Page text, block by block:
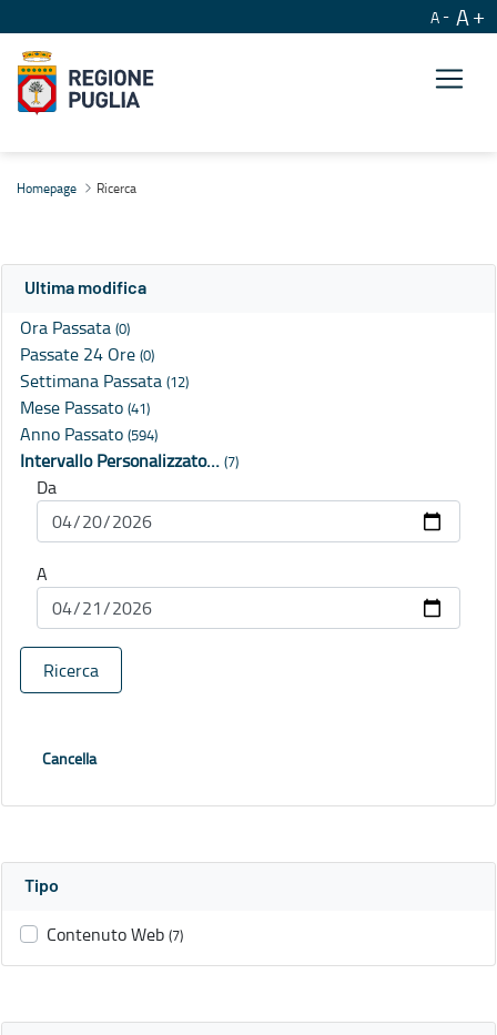
A A
Homepage Ricerca
Ultima modifica
Ora Passata (0)
Passate 24 Ore (0)
Settimana Passata (12)
Mese Passato (41)
Anno Passato (594)
Intervallo Personalizzato… (7)
Da
A
Ricerca
Cancella
Tipo
Contenuto Web (7)